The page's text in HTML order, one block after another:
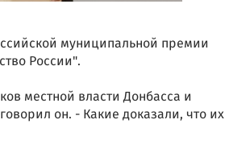
муниципальной премии
России".
местной власти Донбасса и
он. - Какие доказали, что их